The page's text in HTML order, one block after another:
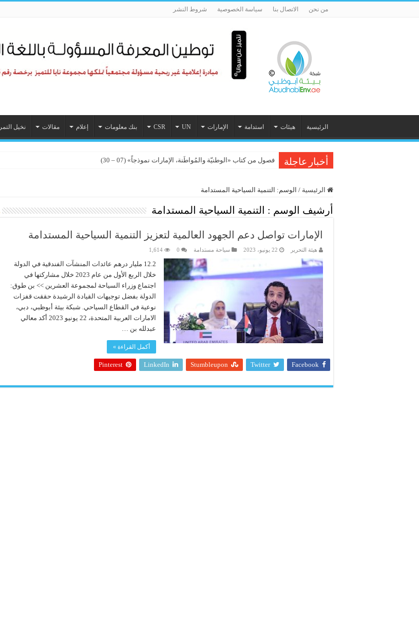
من نحن الاتصال بنا سياسة الخصوصية شروط النشر
الرئيسية هيئات استدامة الإمارات UN
CSR بنك معلومات إعلام مقالات نخيل التمر
أخبار عاجلة فصول من كتاب «الوطنيّة والمُواطَنة، الإمارات نموذجاً» (07 – 30)
الرئيسية / الوسم: التنمية السياحية المستدامة
أرشيف الوسم : التنمية السياحية المستدامة
الإمارات تواصل دعم الجهود العالمية لتعزيز التنمية السياحية المستدامة
هيئة التحرير 22 يونيو، 2023 سياحة مستدامة 0
1,614
12.2 مليار درهم عائدات المنشآت الفندقية في الدولة
خلال الربع الأول من عام 2023 خلال مشاركتها في
اجتماع وزراء السياحة لمجموعة العشرين >> بن طوق:
الدولة بفضل توجيهات القيادة الرشيدة حققت قفزات
نوعية في القطاع السياحي. شبكة بيئة أبوظبي، دبي،
الامارات العربية المتحدة، 22 يونيو 2023 أكد معالي
عبدلله بن …
أكمل القراءة »
Facebook
Twitter
Stumbleupon
LinkedIn
Pinterest